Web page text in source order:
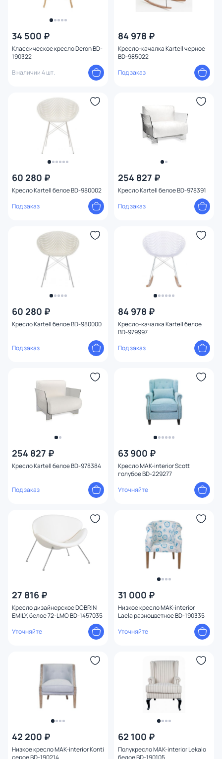
34 500 ₽
Классическое кресло Deron BD-
190322
В наличии 4 шт.
84 978 ₽
Кресло-качалка Kartell черное
BD-985022
Под заказ
60 280 ₽
Кресло Kartell белое BD-980002
Под заказ
254 827 ₽
Кресло Kartell белое BD-978391
Под заказ
60 280 ₽
Кресло Kartell белое BD-980000
Под заказ
84 978 ₽
Кресло-качалка Kartell белое
BD-979997
Под заказ
254 827 ₽
Кресло Kartell белое BD-978384
Под заказ
63 900 ₽
Кресло MAK-interior Scott
голубое BD-229277
Уточняйте
27 816 ₽
Кресло дизайнерское DOBRIN
EMILY, белое 72-LMO BD-1457035
Уточняйте
31 000 ₽
Низкое кресло MAK-interior
Laela разноцветное BD-190335
Уточняйте
42 200 ₽
Низкое кресло MAK-interior Konti
серое BD-190214
62 100 ₽
Полукресло MAK-interior Lekalo
белое BD-190105